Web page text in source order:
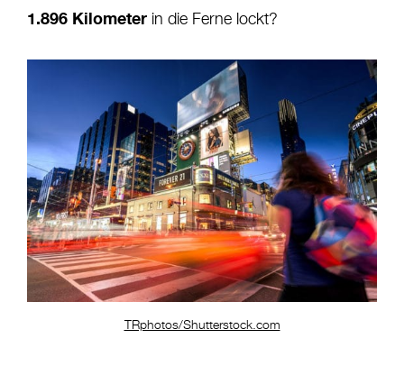
1.896 Kilometer in die Ferne lockt?
TRphotos/Shutterstock.com